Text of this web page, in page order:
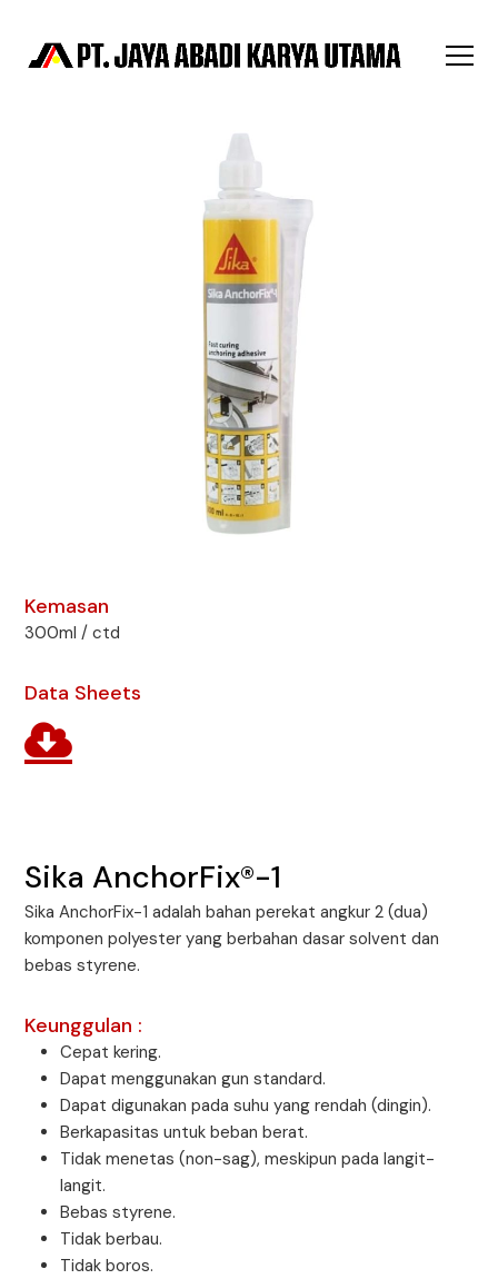
Kemasan
300ml / ctd
Data Sheets
Sika AnchorFix®-1
Sika AnchorFix-1 adalah bahan perekat angkur 2 (dua)
komponen polyester yang berbahan dasar solvent dan
bebas styrene.
Keunggulan :
Cepat kering.
Dapat menggunakan gun standard.
Dapat digunakan pada suhu yang rendah (dingin).
Berkapasitas untuk beban berat.
Tidak menetas (non-sag), meskipun pada langit-
langit.
Bebas styrene.
Tidak berbau.
Tidak boros.